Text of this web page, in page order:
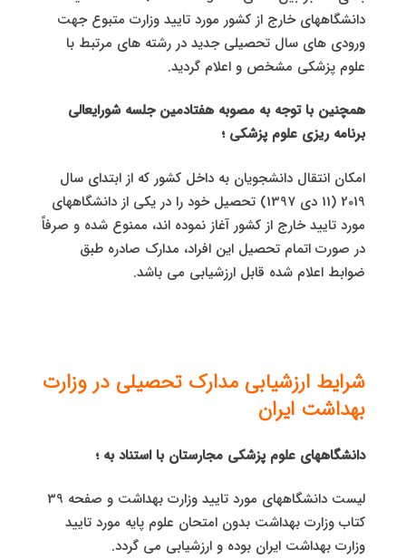
دانشگاههای خارج از کشور مورد تایید وزارت متبوع جهت
ورودی های سال تحصیلی جدید در رشته های مرتبط با
علوم پزشکی مشخص و اعلام گردید.
همچنین با توجه به مصوبه هفتادمین جلسه شورایعالی
برنامه ریزی علوم پزشکی ؛
امکان انتقال دانشجویان به داخل کشور که از ابتدای سال
2019 (11 دی 1397) تحصیل خود را در یکی از دانشگاههای
مورد تایید خارج از کشور آغاز نموده اند، ممنوع شده و صرفاً
در صورت اتمام تحصیل این افراد، مدارک صادره طبق
ضوابط اعلام شده قابل ارزشیابی می باشد.
شرایط ارزشیابی مدارک تحصیلی در وزارت
بهداشت ایران
دانشگاههای علوم پزشكی مجارستان با استناد به ؛
لیست دانشگاههای مورد تایید وزارت بهداشت و صفحه 39
كتاب وزارت بهداشت بدون امتحان علوم پایه مورد تایید
وزارت بهداشت ایران بوده و ارزشیابی می گردد.